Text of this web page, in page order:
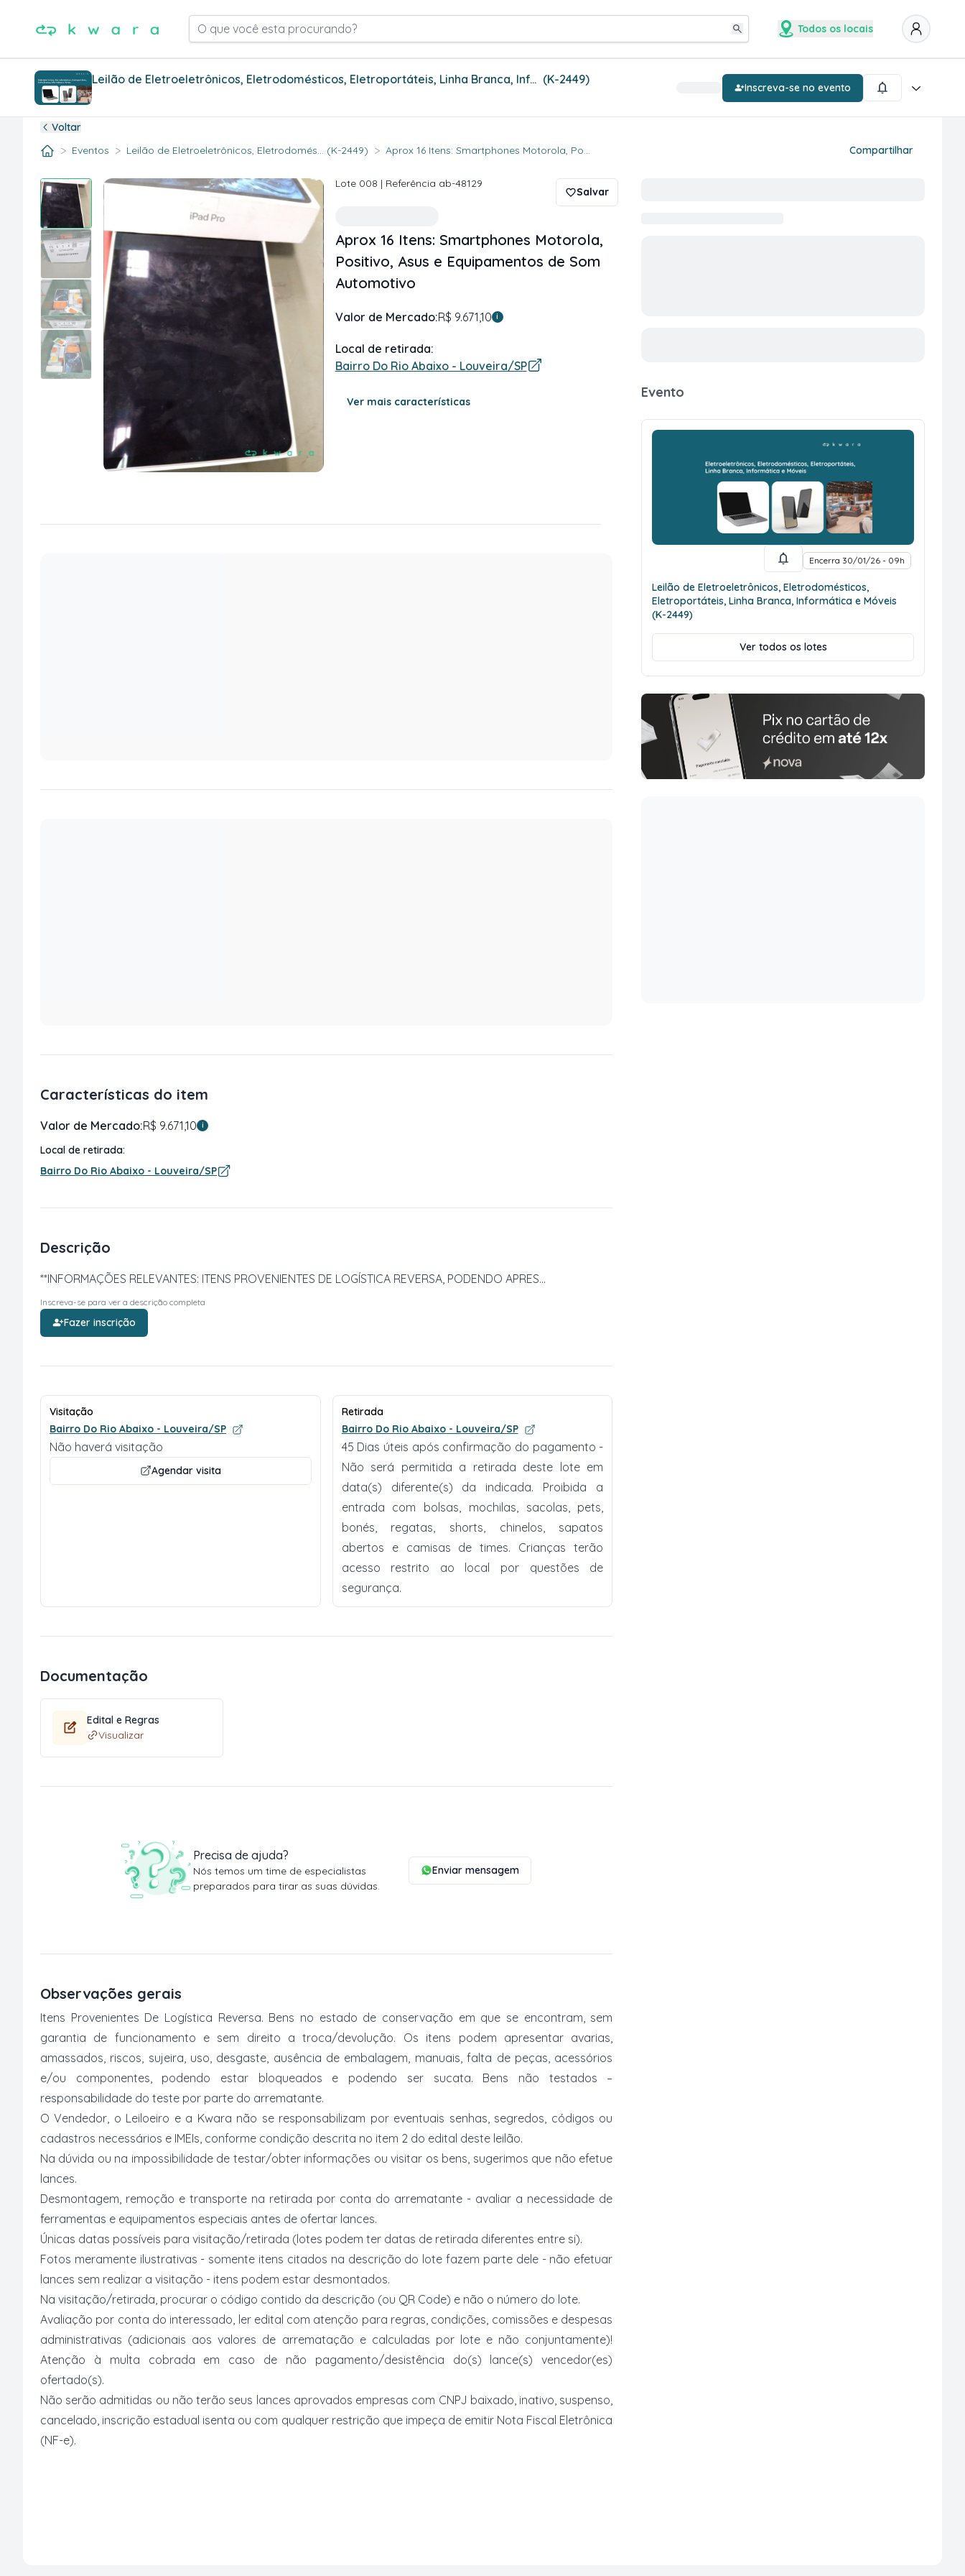
O que você esta procurando? Todos os locais
Leilão de Eletroeletrônicos, Eletrodomésticos, Eletroportáteis, Linha Branca, Informática e Móveis (K-2449)
Inscreva-se no evento
Voltar
> Eventos > Leilão de Eletroeletrônicos, Eletrodomés... (K-2449) > Aprox 16 Itens: Smartphones Motorola, Po... Compartilhar
Lote 008 | Referência ab-48129
Salvar
Aprox 16 Itens: Smartphones Motorola,
Positivo, Asus e Equipamentos de Som
Automotivo
Valor de Mercado:R$ 9.671,10 i
Local de retirada:
Bairro Do Rio Abaixo - Louveira/SP
Ver mais características
Evento
Encerra 30/01/26 - 09h
Leilão de Eletroeletrônicos, Eletrodomésticos,
Eletroportáteis, Linha Branca, Informática e Móveis
(K-2449)
Ver todos os lotes
Características do item
Valor de Mercado:R$ 9.671,10 i
Local de retirada:
Bairro Do Rio Abaixo - Louveira/SP
Descrição
**INFORMAÇÕES RELEVANTES: ITENS PROVENIENTES DE LOGÍSTICA REVERSA, PODENDO APRES...
Inscreva-se para ver a descrição completa
Fazer inscrição
Visitação
Bairro Do Rio Abaixo - Louveira/SP
Não haverá visitação
Agendar visita
Retirada
Bairro Do Rio Abaixo - Louveira/SP
45 Dias úteis após confirmação do pagamento -
Não será permitida a retirada deste lote em
data(s) diferente(s) da indicada. Proibida a
entrada com bolsas, mochilas, sacolas, pets,
bonés, regatas, shorts, chinelos, sapatos
abertos e camisas de times. Crianças terão
acesso restrito ao local por questões de
segurança.
Documentação
Edital e Regras
Visualizar
Precisa de ajuda?
Nós temos um time de especialistas
preparados para tirar as suas dúvidas.
Enviar mensagem
Observações gerais
Itens Provenientes De Logística Reversa. Bens no estado de conservação em que se encontram, sem
garantia de funcionamento e sem direito a troca/devolução. Os itens podem apresentar avarias,
amassados, riscos, sujeira, uso, desgaste, ausência de embalagem, manuais, falta de peças, acessórios
e/ou componentes, podendo estar bloqueados e podendo ser sucata. Bens não testados –
responsabilidade do teste por parte do arrematante.
O Vendedor, o Leiloeiro e a Kwara não se responsabilizam por eventuais senhas, segredos, códigos ou
cadastros necessários e IMEIs, conforme condição descrita no item 2 do edital deste leilão.
Na dúvida ou na impossibilidade de testar/obter informações ou visitar os bens, sugerimos que não efetue
lances.
Desmontagem, remoção e transporte na retirada por conta do arrematante - avaliar a necessidade de
ferramentas e equipamentos especiais antes de ofertar lances.
Únicas datas possíveis para visitação/retirada (lotes podem ter datas de retirada diferentes entre si).
Fotos meramente ilustrativas - somente itens citados na descrição do lote fazem parte dele - não efetuar
lances sem realizar a visitação - itens podem estar desmontados.
Na visitação/retirada, procurar o código contido da descrição (ou QR Code) e não o número do lote.
Avaliação por conta do interessado, ler edital com atenção para regras, condições, comissões e despesas
administrativas (adicionais aos valores de arrematação e calculadas por lote e não conjuntamente)!
Atenção à multa cobrada em caso de não pagamento/desistência do(s) lance(s) vencedor(es)
ofertado(s).
Não serão admitidas ou não terão seus lances aprovados empresas com CNPJ baixado, inativo, suspenso,
cancelado, inscrição estadual isenta ou com qualquer restrição que impeça de emitir Nota Fiscal Eletrônica
(NF-e).